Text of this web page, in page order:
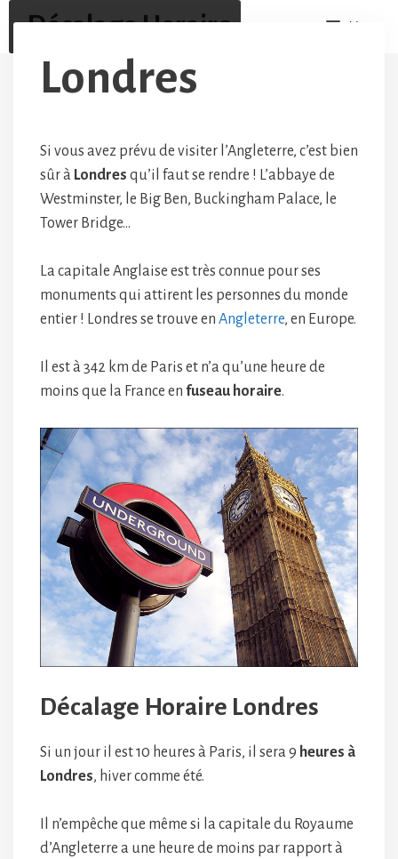
contenu
Décalage Horaire Menu
Londres
Si vous avez prévu de visiter l’Angleterre, c’est bien
sûr à Londres qu’il faut se rendre ! L’abbaye de
Westminster, le Big Ben, Buckingham Palace, le
Tower Bridge…
La capitale Anglaise est très connue pour ses
monuments qui attirent les personnes du monde
entier ! Londres se trouve en Angleterre, en Europe.
Il est à 342 km de Paris et n’a qu’une heure de
moins que la France en fuseau horaire.
Décalage Horaire Londres
Si un jour il est 10 heures à Paris, il sera 9 heures à
Londres, hiver comme été.
Il n’empêche que même si la capitale du Royaume
d’Angleterre a une heure de moins par rapport à